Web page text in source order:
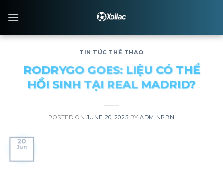
TIN TỨC THỂ THAO
RODRYGO GOES: LIỆU CÓ THỂ
HỒI SINH TẠI REAL MADRID?
POSTED ONJUNE 20, 2025 BYADMINPBN
20
Jun